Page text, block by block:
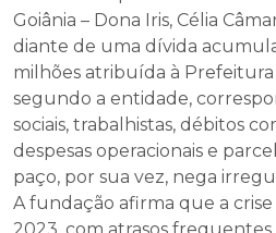
Goiânia – Dona Iris, Célia
diante de uma dívida
milhões atribuída à Prefeitura
segundo a entidade,
sociais, trabalhistas, débitos
despesas operacionais e
paço, por sua vez, nega
A fundação afirma que a